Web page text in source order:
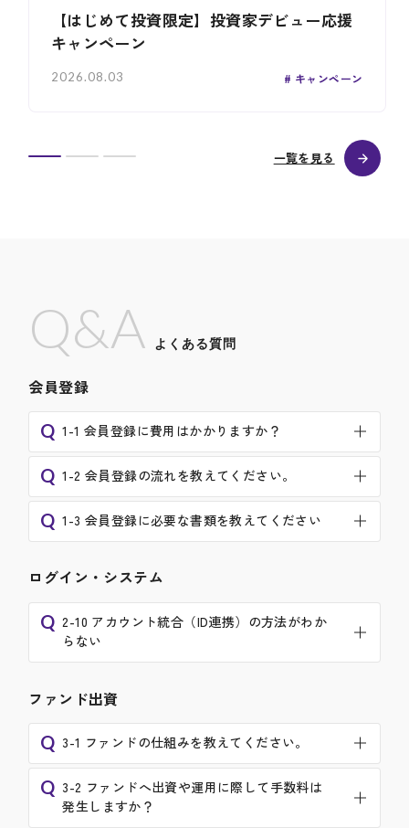
【はじめて投資限定】投資家デビュー応援
キャンペーン
2026.08.03 キャンペーン
一覧を見る
Q&A よくある質問
会員登録
Q 1-1 会員登録に費用はかかりますか？
Q 1-2 会員登録の流れを教えてください。
Q 1-3 会員登録に必要な書類を教えてください
ログイン・システム
Q 2-10 アカウント統合（ID連携）の方法がわか
らない
ファンド出資
Q 3-1 ファンドの仕組みを教えてください。
Q 3-2 ファンドへ出資や運用に際して手数料は
発生しますか？